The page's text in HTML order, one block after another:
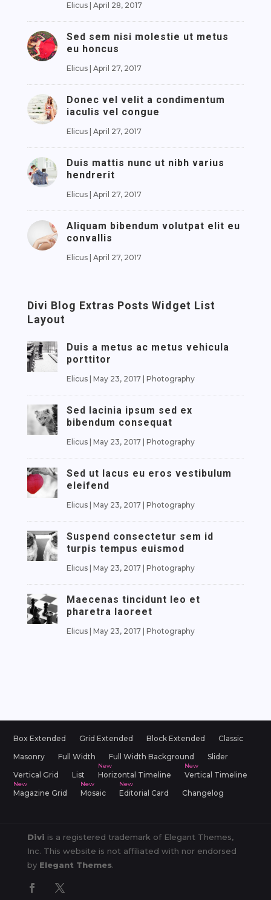
Elicus| April 28, 2017
Sed sem nisi molestie ut metus
eu honcus
Elicus| April 27, 2017
Donec vel velit a condimentum
iaculis vel congue
Elicus| April 27, 2017
Duis mattis nunc ut nibh varius
hendrerit
Elicus| April 27, 2017
Aliquam bibendum volutpat elit eu
convallis
Elicus| April 27, 2017
Divi Blog Extras Posts Widget List
Layout
Duis a metus ac metus vehicula
porttitor
Elicus| May 23, 2017| Photography
Sed lacinia ipsum sed ex
bibendum consequat
Elicus| May 23, 2017| Photography
Sed ut lacus eu eros vestibulum
eleifend
Elicus| May 23, 2017| Photography
Suspend consectetur sem id
turpis tempus euismod
Elicus| May 23, 2017| Photography
Maecenas tincidunt leo et
pharetra laoreet
Elicus| May 23, 2017| Photography
Box Extended Grid Extended Block Extended
Classic
Masonry
Full Width Full Width Background
Slider
Vertical Grid
List Horizontal Timeline
Vertical Timeline
Magazine Grid
Mosaic Editorial Card Changelog
Divi is a registered trademark of Elegant Themes,
Inc. This website is not affiliated with nor endorsed
by Elegant Themes.